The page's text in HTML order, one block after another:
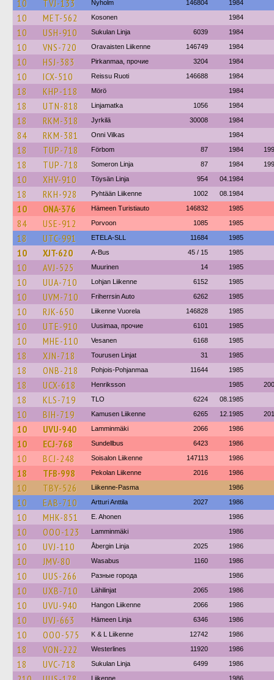
10 TVJ-133 Nyholm 146804 1984
10 MET-562 Kosonen 1984
10 USH-910 Sukulan Linja 6039 1984
10 VNS-720 Oravaisten Liikenne 146749 1984
10 HSJ-383 Pirkanmaa, прочие 3204 1984
10 ICX-510 Reissu Ruoti 146688 1984
18 KHP-118 Mörö 1984
18 UTN-818 Linjamatka 1056 1984
18 RKM-318 Jyrkilä 30008 1984
84 RKM-381 Onni Vilkas 1984
18 TUP-718 Förbom 87 1984
18 TUP-718 Someron Linja 87 1984
10 XHV-910 Töysän Linja 954 04.1984
18 RKH-928 Pyhtään Liikenne 1002 08.1984
10 ONA-376 Hämeen Turistiauto 146832 1985
84 USE-912 Porvoon 1085 1985
18 UTC-991 ETELA-SLL 11684 1985
10 XJT-620 A-Bus 45 / 15 1985
10 AVJ-525 Muurinen 14 1985
10 UUA-710 Lohjan Liikenne 6152 1985
10 UVM-710 Friherrsin Auto 6262 1985
10 RJK-650 Liikenne Vuorela 146828 1985
10 UTE-910 Uusimaa, прочие 6101 1985
10 MHE-110 Vesanen 6168 1985
18 XJN-718 Tourusen Linjat 31 1985
18 ONB-218 Pohjois-Pohjanmaa 11644 1985
18 UCX-618 Henriksson 1985
18 KLS-719 TLO 6224 08.1985
10 BIH-719 Kamusen Liikenne 6265 12.1985
10 UVU-940 Lamminmäki 2066 1986
10 ECJ-768 Sundellbus 6423 1986
10 BCJ-248 Soisalon Liikenne 147113 1986
18 TFB-998 Pekolan Liikenne 2016 1986
10 TBY-526 Liikenne-Pasma 1986
10 EAB-710 Artturi Anttila 2027 1986
10 MHK-851 E. Ahonen 1986
10 OOO-123 Lamminmäki 1986
10 UVJ-110 Åbergin Linja 2025 1986
10 JMV-80 Wasabus 1160 1986
10 UUS-266 Разные города 1986
10 UXB-710 Lähilinjat 2065 1986
10 UVU-940 Hangon Liikenne 2066 1986
10 UVJ-663 Hämeen Linja 6346 1986
10 OOO-575 K & L Liikenne 12742 1986
18 VON-222 Westerlines 11920 1986
18 UVC-718 Sukulan Linja 6499 1986
Liikenne 1986